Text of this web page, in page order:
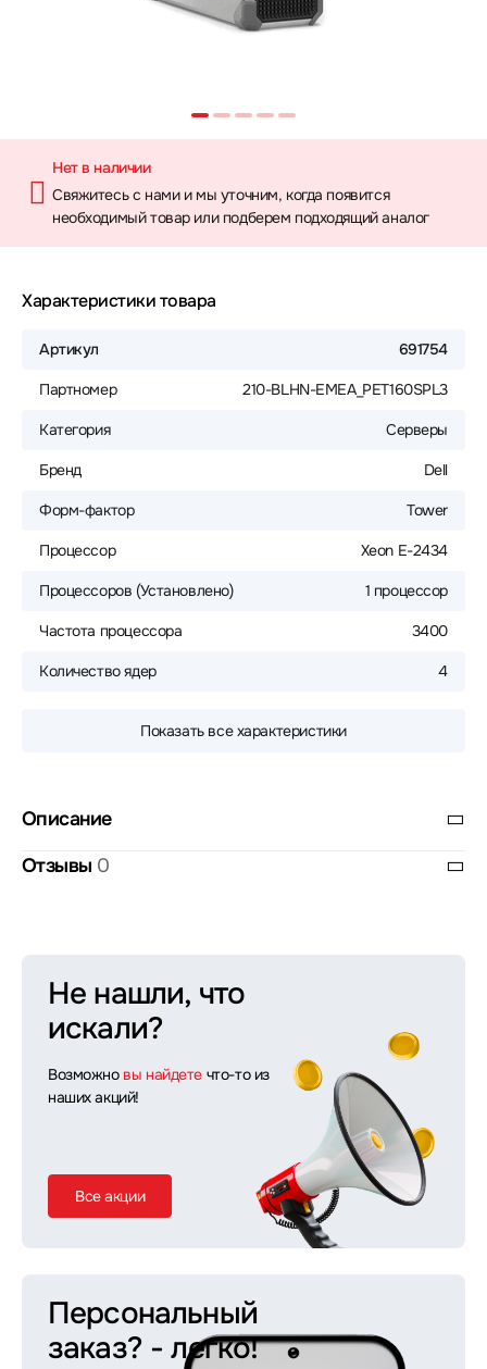
Нет в наличии
Свяжитесь с нами и мы уточним, когда появится
необходимый товар или подберем подходящий аналог
Характеристики товара
Артикул 691754
Партномер 210-BLHN-EMEA_PET160SPL3
Категория Серверы
Бренд Dell
Форм-фактор Tower
Процессор Xeon E-2434
Процессоров (Установлено) 1 процессор
Частота процессора 3400
Количество ядер 4
Показать все характеристики
Описание
Отзывы 0
Не нашли, что
искали?
Возможно вы найдете что-то из
наших акций!
Все акции
Персональный
заказ? - легко!